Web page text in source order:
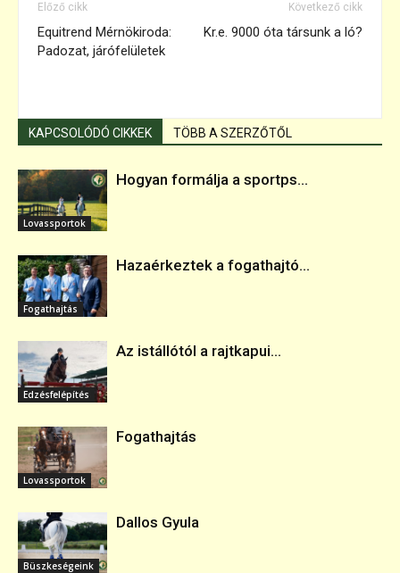
Előző cikk
Equitrend Mérnökiroda:
Padozat, járófelületek
Következő cikk
Kr.e. 9000 óta társunk a ló?
KAPCSOLÓDÓ CIKKEK TÖBB A SZERZŐTŐL
Lovassportok
Hogyan formálja a sportps...
Fogathajtás
Hazaérkeztek a fogathajtó...
Edzésfelépítés
Az istállótól a rajtkapui...
Lovassportok
Fogathajtás
Büszkeségeink
Dallos Gyula